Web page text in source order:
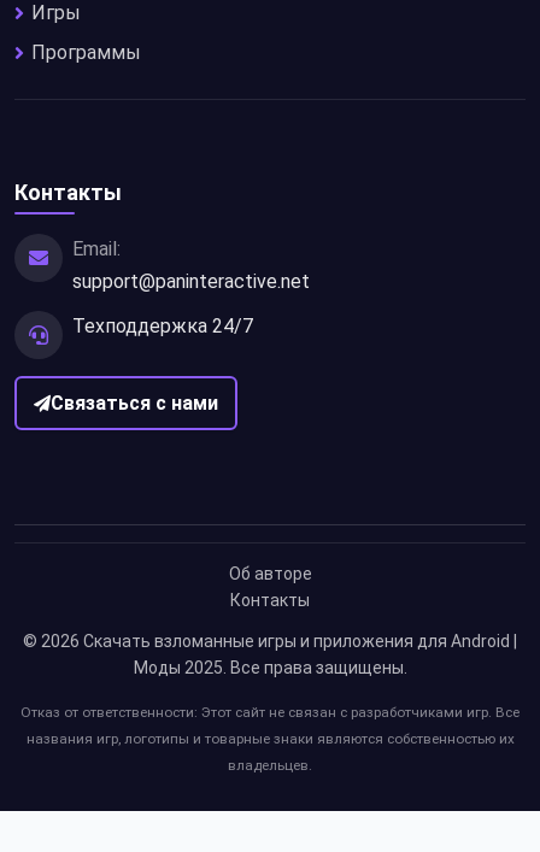
Игры
Программы
Контакты
Email:
support@paninteractive.net
Техподдержка 24/7
Связаться с нами
Об авторе
Контакты
© 2026 Скачать взломанные игры и приложения для Android |
Моды 2025. Все права защищены.
Отказ от ответственности: Этот сайт не связан с разработчиками игр. Все
названия игр, логотипы и товарные знаки являются собственностью их
владельцев.